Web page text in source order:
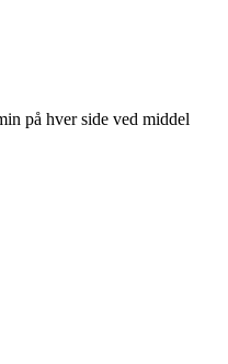
på hver side ved middel